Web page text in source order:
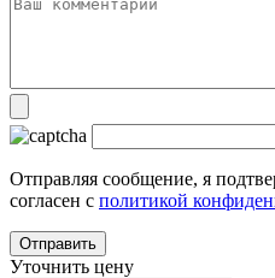
Отправляя сообщение, я
согласен с политикой
Уточнить цену